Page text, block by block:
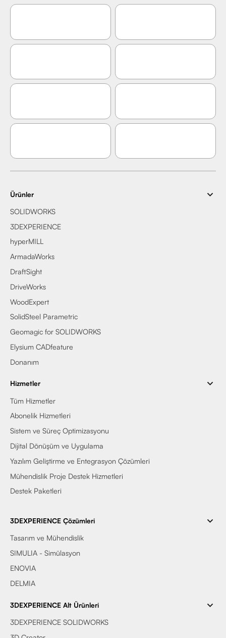
Ürünler
SOLIDWORKS
3DEXPERIENCE
hyperMILL
ArmadaWorks
DraftSight
DriveWorks
WoodExpert
SolidSteel Parametric
Geomagic for SOLIDWORKS
Elysium CADfeature
Donanım
Hizmetler
Tüm Hizmetler
Abonelik Hizmetleri
Sistem ve Süreç Optimizasyonu
Dijital Dönüşüm ve Uygulama
Yazılım Geliştirme ve Entegrasyon Çözümleri
Mühendislik Proje Destek Hizmetleri
Destek Paketleri
3DEXPERIENCE Çözümleri
Tasarım ve Mühendislik
SIMULIA - Simülasyon
ENOVIA
DELMIA
3DEXPERIENCE Alt Ürünleri
3DEXPERIENCE SOLIDWORKS